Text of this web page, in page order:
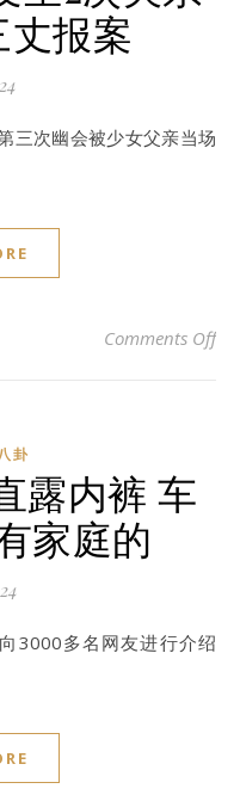
报案
Comments Offon
卦
露内裤 车
家庭的